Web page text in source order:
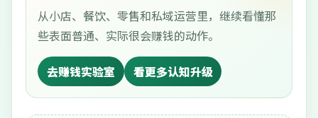
从小店、餐饮、零售和私域运营里，继续看懂那
些表面普通、实际很会赚钱的动作。
去赚钱实验室 看更多认知升级